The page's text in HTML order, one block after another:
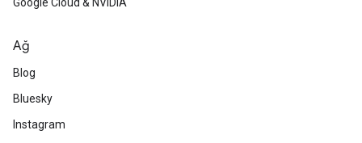
Ağ
Blog
Bluesky
Instagram